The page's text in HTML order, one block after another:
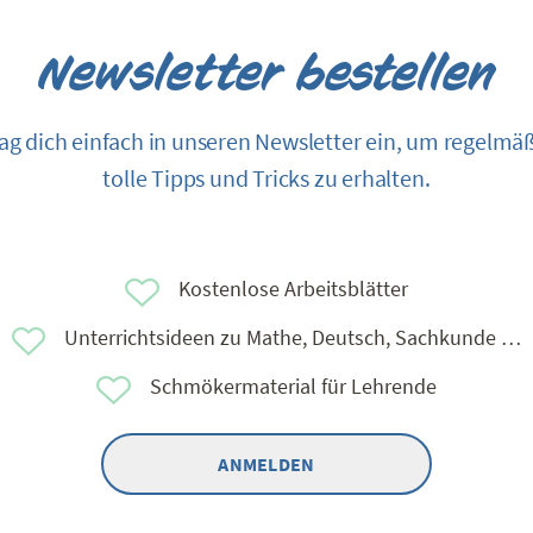
Newsletter bestellen
dich einfach in unseren Newsletter ein, um
tolle Tipps und Tricks zu erhalten.
Kostenlose Arbeitsblätter
Unterrichtsideen zu Mathe, Deutsch, Sachkunde …
Schmökermaterial für Lehrende
ANMELDEN